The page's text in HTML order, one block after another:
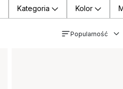
Kategoria Kolor
Popularność